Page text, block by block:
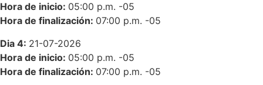
Hora de inicio: 05:00 p.m. -05
Hora de finalización: 07:00 p.m. -05
Dia 4: 21-07-2026
Hora de inicio: 05:00 p.m. -05
Hora de finalización: 07:00 p.m. -05